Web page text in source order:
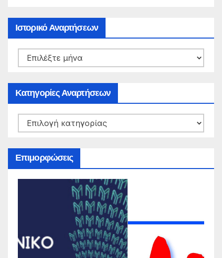
Ιστορικό Αναρτήσεων
Ιστορικό
Αναρτήσεων
Κατηγορίες Αναρτήσεων
Κατηγορίες
Αναρτήσεων
Επιμορφώσεις